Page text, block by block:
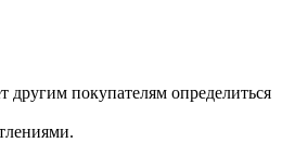
покупателям определиться